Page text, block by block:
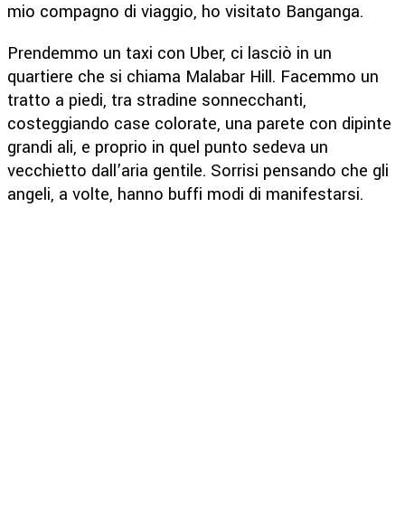
mio compagno di viaggio, ho visitato Banganga.
Prendemmo un taxi con Uber, ci lasciò in un
quartiere che si chiama Malabar Hill. Facemmo un
tratto a piedi, tra stradine sonnecchanti,
costeggiando case colorate, una parete con dipinte
grandi ali, e proprio in quel punto sedeva un
vecchietto dall’aria gentile. Sorrisi pensando che gli
angeli, a volte, hanno buffi modi di manifestarsi.